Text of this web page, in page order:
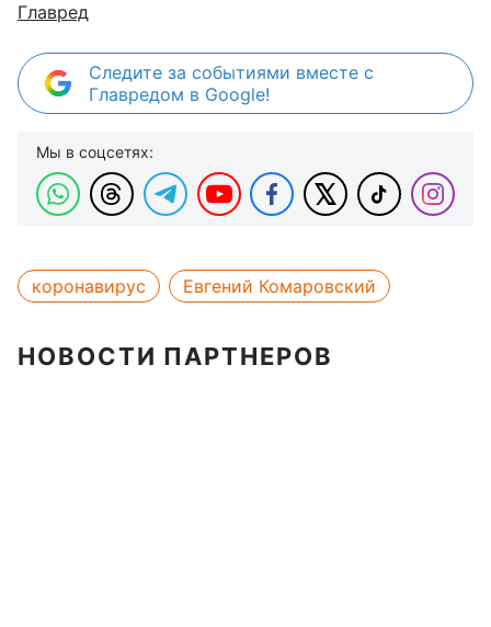
Главред
Следите за событиями вместе с
Главредом в Google!
Мы в соцсетях:
коронавирус Евгений Комаровский
НОВОСТИ ПАРТНЕРОВ